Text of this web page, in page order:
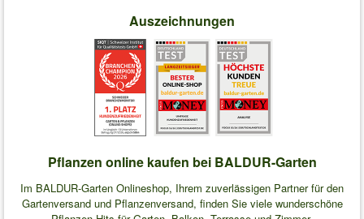
Auszeichnungen
Pflanzen online kaufen bei BALDUR-Garten
Im BALDUR-Garten Onlineshop, Ihrem zuverlässigen Partner für den
Gartenversand und Pflanzenversand, finden Sie viele wunderschöne